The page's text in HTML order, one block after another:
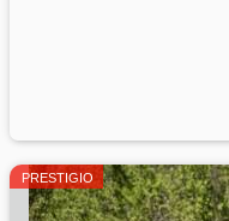
PRESTIGIO